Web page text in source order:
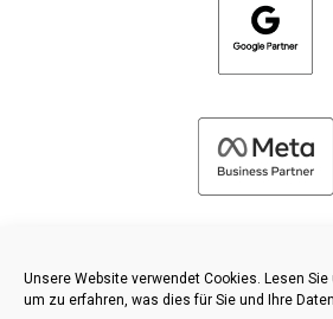
Unsere Website verwendet Cookies. Lesen
um zu erfahren, was dies für Sie und Ihre